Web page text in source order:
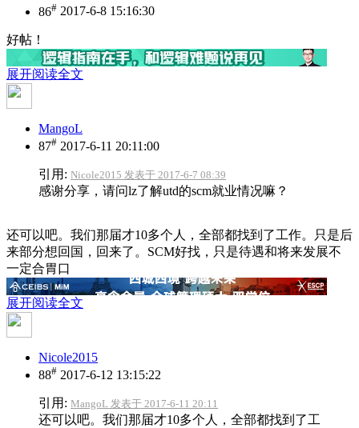
86# 2017-6-8 15:16:30
好帖！
展开阅读全文
MangoL
87# 2017-6-11 20:11:00
引用: Nicole2015 发表于 2017-6-7 08:39
感谢分享，请问lz了解utd的scm就业情况嘛？
还可以吧。我们那届才10多个人，全部都找到了工作。只是后
来部分想回国，回来了。SCM好找，只是待遇和将来发展不
一定合胃口
展开阅读全文
Nicole2015
88# 2017-6-12 13:15:22
引用: MangoL 发表于 2017-6-11 20:11
还可以吧。我们那届才10多个人，全部都找到了工